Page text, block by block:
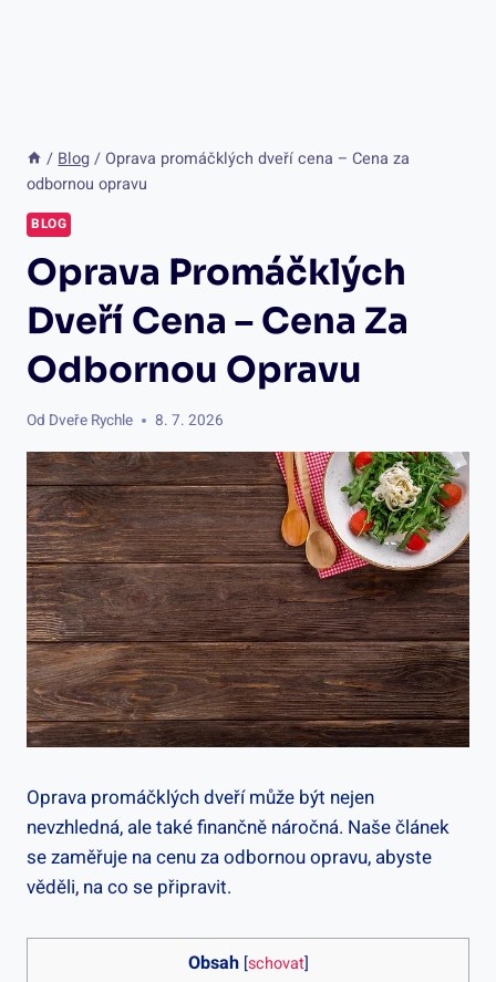
/ Blog / Oprava promáčklých dveří cena – Cena za
odbornou opravu
BLOG
Oprava Promáčklých
Dveří Cena – Cena Za
Odbornou Opravu
Od Dveře Rychle 8. 7. 2026
Oprava promáčklých dveří může být nejen
nevzhledná, ale také finančně náročná. Naše článek
se zaměřuje na cenu za odbornou opravu, abyste
věděli, na co se připravit.
Obsah [schovat]